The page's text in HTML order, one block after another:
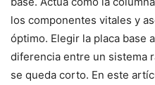
los componentes vitales y
óptimo. Elegir la placa base
diferencia entre un sistema
se queda corto. En este